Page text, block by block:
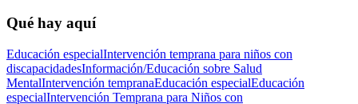
Qué hay aquí
Educación especialIntervención temprana para niños con
discapacidadesInformación/Educación sobre Salud
MentalIntervención tempranaEducación especialEducación
especialIntervención Temprana para Niños con